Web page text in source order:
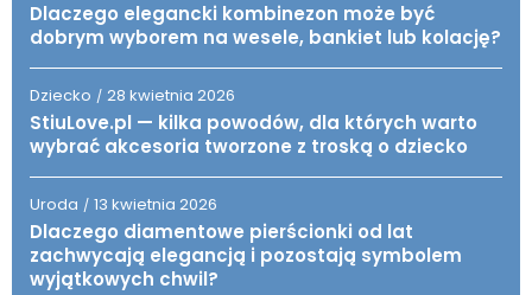
Dlaczego elegancki kombinezon może być
dobrym wyborem na wesele, bankiet lub kolację?
Dziecko / 28 kwietnia 2026
StiuLove.pl — kilka powodów, dla których warto
wybrać akcesoria tworzone z troską o dziecko
Uroda / 13 kwietnia 2026
Dlaczego diamentowe pierścionki od lat
zachwycają elegancją i pozostają symbolem
wyjątkowych chwil?